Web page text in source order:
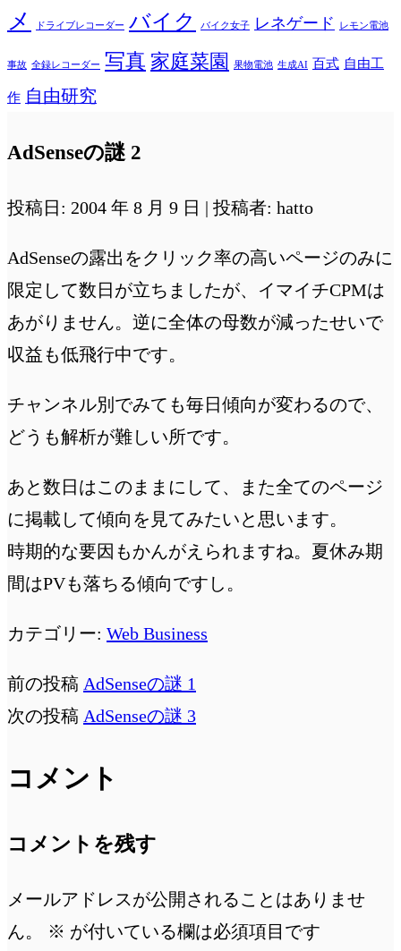
メ
ドライブレコーダー バイク バイク女子 レネゲード レモン電池
事故 全録レコーダー 写真 家庭菜園 果物電池 生成AI 百式 自由工
作 自由研究
AdSenseの謎 2
投稿日: 2004 年 8 月 9 日 | 投稿者: hatto
AdSenseの露出をクリック率の高いページのみに
限定して数日が立ちましたが、イマイチCPMは
あがりません。逆に全体の母数が減ったせいで
収益も低飛行中です。
チャンネル別でみても毎日傾向が変わるので、
どうも解析が難しい所です。
あと数日はこのままにして、また全てのページ
に掲載して傾向を見てみたいと思います。
時期的な要因もかんがえられますね。夏休み期
間はPVも落ちる傾向ですし。
カテゴリー: Web Business
前の投稿 AdSenseの謎 1
次の投稿 AdSenseの謎 3
コメント
コメントを残す
メールアドレスが公開されることはありませ
ん。
※ が付いている欄は必須項目です